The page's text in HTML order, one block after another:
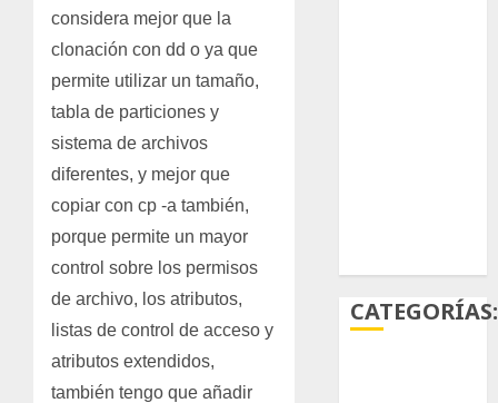
considera mejor que la
clonación con dd o ya que
permite utilizar un tamaño,
tabla de particiones y
sistema de archivos
diferentes, y mejor que
copiar con cp -a también,
porque permite un mayor
control sobre los permisos
de archivo, los atributos,
listas de control de acceso y
atributos extendidos,
también tengo que añadir
CATEGORÍAS: